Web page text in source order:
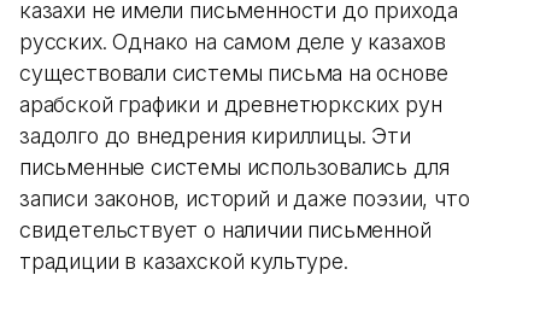
казахи не имели письменности до прихода
русских. Однако на самом деле у казахов
существовали системы письма на основе
арабской графики и древнетюркских рун
задолго до внедрения кириллицы. Эти
письменные системы использовались для
записи законов, историй и даже поэзии, что
свидетельствует о наличии письменной
традиции в казахской культуре.